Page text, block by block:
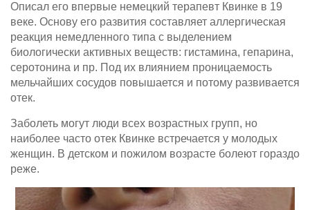
Описал его впервые немецкий терапевт Квинке в 19
веке. Основу его развития составляет аллергическая
реакция немедленного типа с выделением
биологически активных веществ: гистамина, гепарина,
серотонина и пр. Под их влиянием проницаемость
мельчайших сосудов повышается и потому развивается
отек.
Заболеть могут люди всех возрастных групп, но
наиболее часто отек Квинке встречается у молодых
женщин. В детском и пожилом возрасте болеют гораздо
реже.